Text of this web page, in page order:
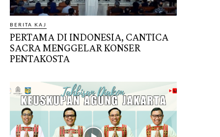
BERITA KAJ
PERTAMA DI INDONESIA, CANTICA
SACRA MENGGELAR KONSER
PENTAKOSTA